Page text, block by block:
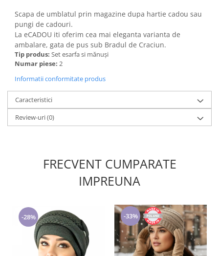
Scapa de umblatul prin magazine dupa hartie cadou sau
pungi de cadouri.
La eCADOU iti oferim cea mai eleganta varianta de
ambalare, gata de pus sub Bradul de Craciun.
Tip produs: Set esarfa si mănuși
Numar piese: 2
Informatii conformitate produs
Caracteristici
Review-uri(0)
FRECVENT CUMPARATE
IMPREUNA
-28% -33%